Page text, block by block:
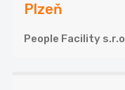
Plzeň
People Facility